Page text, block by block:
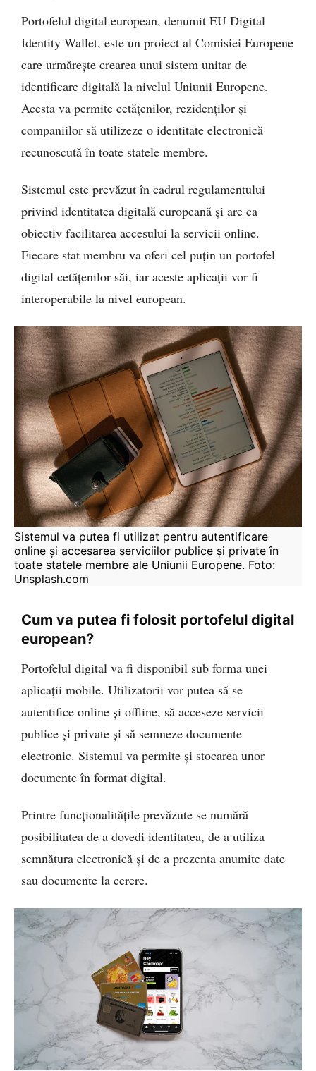
Portofelul digital european, denumit EU Digital
Identity Wallet, este un proiect al Comisiei Europene
care urmărește crearea unui sistem unitar de
identificare digitală la nivelul Uniunii Europene.
Acesta va permite cetățenilor, rezidenților și
companiilor să utilizeze o identitate electronică
recunoscută în toate statele membre.
Sistemul este prevăzut în cadrul regulamentului
privind identitatea digitală europeană și are ca
obiectiv facilitarea accesului la servicii online.
Fiecare stat membru va oferi cel puțin un portofel
digital cetățenilor săi, iar aceste aplicații vor fi
interoperabile la nivel european.
Sistemul va putea fi utilizat pentru autentificare
online și accesarea serviciilor publice și private în
toate statele membre ale Uniunii Europene. Foto:
Unsplash.com
Cum va putea fi folosit portofelul digital
european?
Portofelul digital va fi disponibil sub forma unei
aplicații mobile. Utilizatorii vor putea să se
autentifice online și offline, să acceseze servicii
publice și private și să semneze documente
electronic. Sistemul va permite și stocarea unor
documente în format digital.
Printre funcționalitățile prevăzute se numără
posibilitatea de a dovedi identitatea, de a utiliza
semnătura electronică și de a prezenta anumite date
sau documente la cerere.